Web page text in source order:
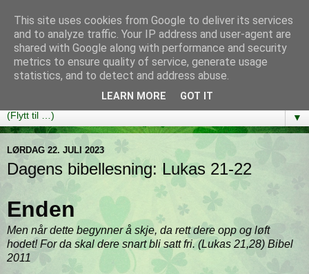
Bibelutfordringen
En bibelleseplan som hjelper deg med å lese gjennom hele
Bibelen på ett år!
▼
LØRDAG 22. JULI 2023
Dagens bibellesning: Lukas 21-22
Enden
Men når dette begynner å skje, da rett dere opp og løft
hodet! For da skal dere snart bli satt fri. (Lukas 21,28) Bibel
2011
This site uses cookies from Google to deliver its services
and to analyze traffic. Your IP address and user-agent are
shared with Google along with performance and security
metrics to ensure quality of service, generate usage
statistics, and to detect and address abuse.
LEARN MORE GOT IT